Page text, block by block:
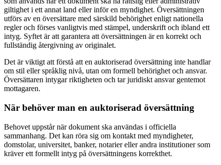
giltighet i ett annat land eller inför en myndighet. Översättningen
utförs av en översättare med särskild behörighet enligt nationella
regler och förses vanligtvis med stämpel, underskrift och ibland ett
intyg. Syftet är att garantera att översättningen är en korrekt och
fullständig återgivning av originalet.
Det är viktigt att förstå att en auktoriserad översättning inte handlar
om stil eller språklig nivå, utan om formell behörighet och ansvar.
Översättaren intygar riktigheten och tar juridiskt ansvar gentemot
mottagaren.
När behöver man en auktoriserad översättning
Behovet uppstår när dokument ska användas i officiella
sammanhang. Det kan röra sig om kontakt med myndigheter,
domstolar, universitet, banker, notarier eller andra institutioner som
kräver ett formellt intyg på översättningens korrekthet.